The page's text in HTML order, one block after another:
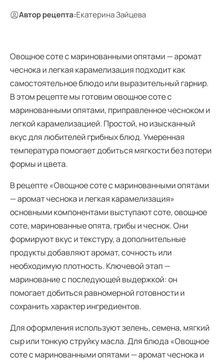
Автор рецепта:Екатерина Зайцева
Овощное соте с маринованными опятами — аромат
чеснока и легкая карамелизация подходит как
самостоятельное блюдо или выразительный гарнир.
В этом рецепте мы готовим овощное соте с
маринованными опятами, приправленное чесноком и
легкой карамелизацией. Простой, но изысканный
вкус для любителей грибных блюд. Умеренная
температура помогает добиться мягкости без потери
формы и цвета.
В рецепте «Овощное соте с маринованными опятами
— аромат чеснока и легкая карамелизация»
основными компонентами выступают соте, овощное
соте, маринованные опята, грибы и чеснок. Они
формируют вкус и текстуру, а дополнительные
продукты добавляют аромат, сочность или
необходимую плотность. Ключевой этап —
маринование с последующей выдержкой: он
помогает добиться равномерной готовности и
сохранить характер ингредиентов.
Для оформления используют зелень, семена, мягкий
сыр или тонкую струйку масла. Для блюда «Овощное
соте с маринованными опятами — аромат чеснока и